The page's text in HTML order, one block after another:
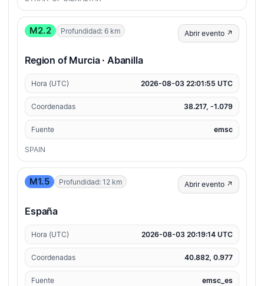
M2.2 Profundidad: 6 km Abrir evento ↗
Region of Murcia · Abanilla
Hora (UTC) 2026-08-03 22:01:55 UTC
Coordenadas 38.217, -1.079
Fuente emsc
SPAIN
M1.5 Profundidad: 12 km Abrir evento ↗
España
Hora (UTC) 2026-08-03 20:19:14 UTC
Coordenadas 40.882, 0.977
Fuente emsc_es